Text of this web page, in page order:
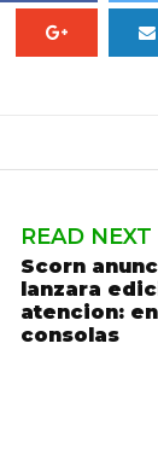
READ NEXT
Scorn
lanzara
atencion:
consolas